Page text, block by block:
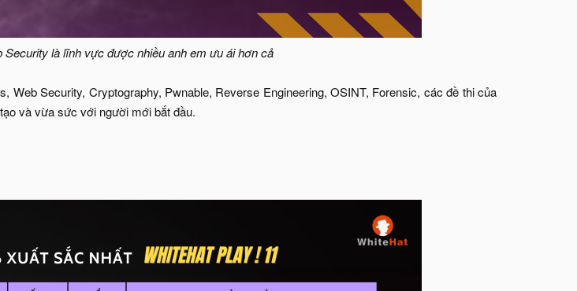
Security là lĩnh vực được nhiều anh em ưu ái hơn cả
Web Security, Cryptography, Pwnable, Reverse Engineering, OSINT, Forensic, các đề thi của
và vừa sức với người mới bắt đầu.​